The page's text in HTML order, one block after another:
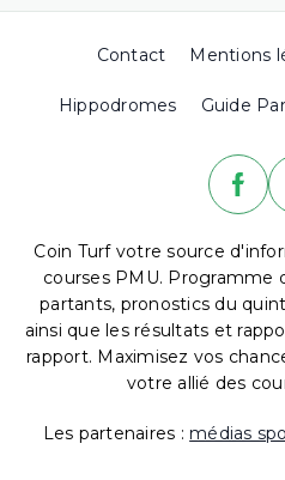
Contact Mentions
Hippodromes Guide
Coin Turf votre source
courses PMU. Programme
partants, pronostics du
ainsi que les résultats et
rapport. Maximisez vos
votre allié des
Les partenaires : médias